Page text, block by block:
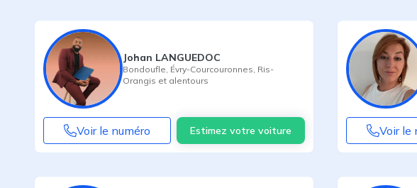
Johan LANGUEDOC
Bondoufle Évry-Courcouronnes Ris-
Orangis et alentours
Voir le numéro Estimez votre voiture Voir le